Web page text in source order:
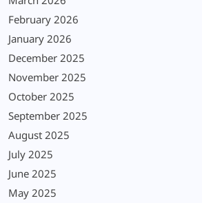
February 2026
January 2026
December 2025
November 2025
October 2025
September 2025
August 2025
July 2025
June 2025
May 2025